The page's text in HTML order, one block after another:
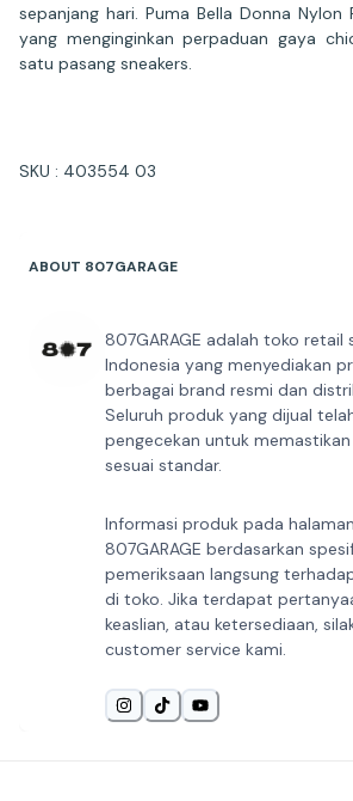
sepanjang hari. Puma Bella Donna
yang menginginkan perpaduan gaya
satu pasang sneakers.
SKU : 403554 03
ABOUT 807GARAGE
807GARAGE adalah toko retail
Indonesia yang menyediakan
berbagai brand resmi dan
Seluruh produk yang dijual
pengecekan untuk
sesuai standar.
Informasi produk pada
807GARAGE berdasarkan
pemeriksaan langsung
di toko. Jika terdapat
keaslian, atau ketersediaan,
customer service kami.